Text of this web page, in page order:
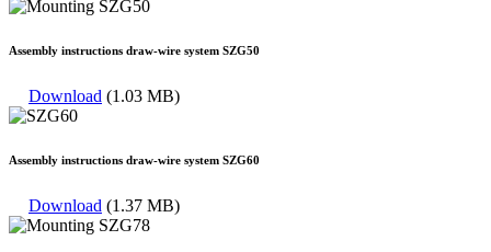
Assembly instructions draw-wire system SZG50
Download (1.03 MB)
Assembly instructions draw-wire system SZG60
Download (1.37 MB)